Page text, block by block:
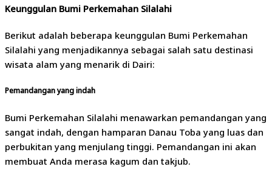
Keunggulan Bumi Perkemahan Silalahi
Berikut adalah beberapa keunggulan Bumi Perkemahan
Silalahi yang menjadikannya sebagai salah satu destinasi
wisata alam yang menarik di Dairi:
Pemandangan yang indah
Bumi Perkemahan Silalahi menawarkan pemandangan yang
sangat indah, dengan hamparan Danau Toba yang luas dan
perbukitan yang menjulang tinggi. Pemandangan ini akan
membuat Anda merasa kagum dan takjub.